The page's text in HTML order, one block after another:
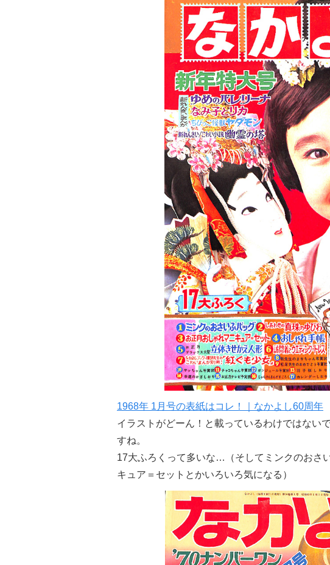
1968年 1月号の表紙はコレ！｜なかよし60周年
イラストがどーん！と載っているわけではない
すね。
17大ふろくって多いな…（そしてミンクのおさ
キュア＝セットとかいろいろ気になる）